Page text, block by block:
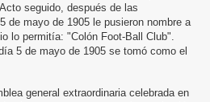
seguido, después de las
de mayo de 1905 le pusieron nombre a
lo permitía: "Colón Foot-Ball Club".
5 de mayo de 1905 se tomó como el
general extraordinaria celebrada en